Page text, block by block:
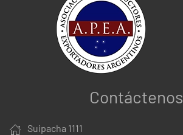
Contáctenos
Suipacha 1111